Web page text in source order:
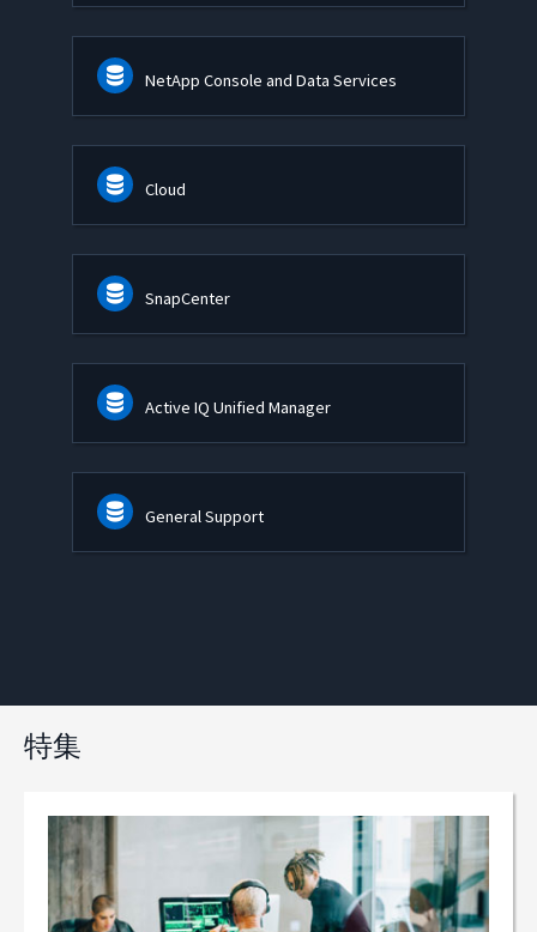
NetApp Console and Data Services
Cloud
SnapCenter
Active IQ Unified Manager
General Support
特集